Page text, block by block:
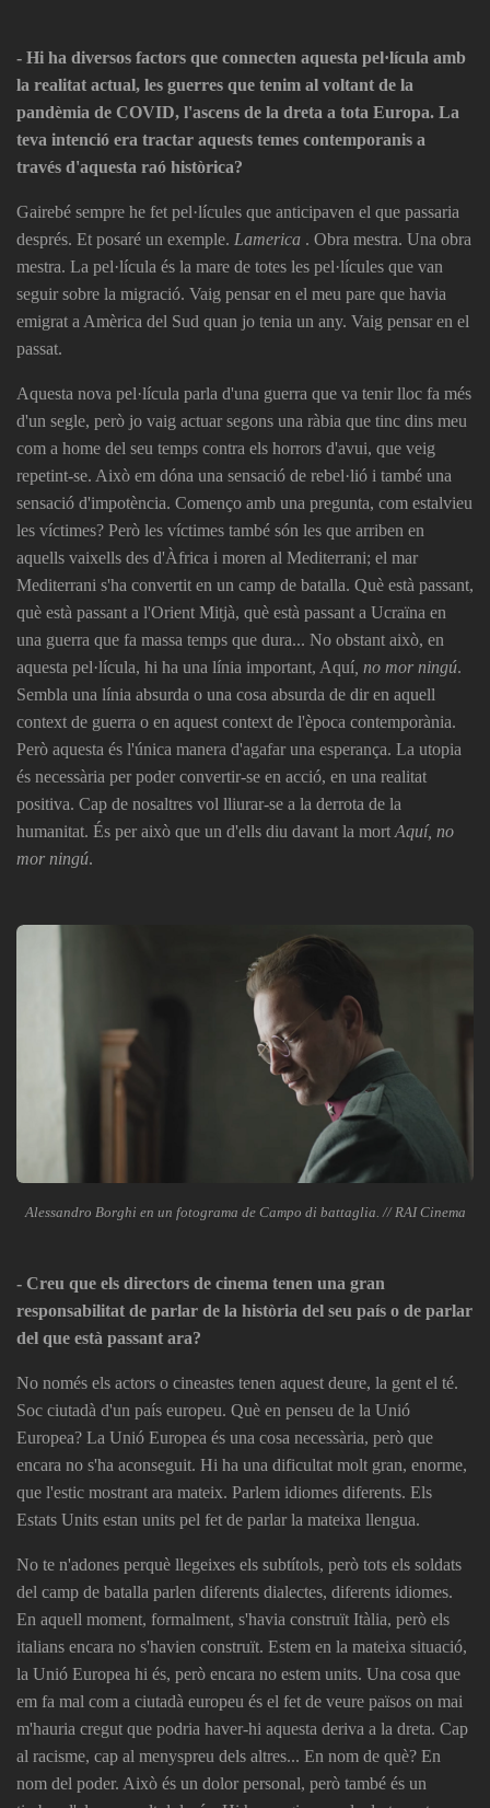
- Hi ha diversos factors que connecten aquesta pel·lícula amb
la realitat actual, les guerres que tenim al voltant de la
pandèmia de COVID, l'ascens de la dreta a tota Europa. La
teva intenció era tractar aquests temes contemporanis a
través d'aquesta raó històrica?
Gairebé sempre he fet pel·lícules que anticipaven el que passaria
després. Et posaré un exemple. Lamerica . Obra mestra. Una obra
mestra. La pel·lícula és la mare de totes les pel·lícules que van
seguir sobre la migració. Vaig pensar en el meu pare que havia
emigrat a Amèrica del Sud quan jo tenia un any. Vaig pensar en el
passat.
Aquesta nova pel·lícula parla d'una guerra que va tenir lloc fa més
d'un segle, però jo vaig actuar segons una ràbia que tinc dins meu
com a home del seu temps contra els horrors d'avui, que veig
repetint-se. Això em dóna una sensació de rebel·lió i també una
sensació d'impotència. Començo amb una pregunta, com estalvieu
les víctimes? Però les víctimes també són les que arriben en
aquells vaixells des d'Àfrica i moren al Mediterrani; el mar
Mediterrani s'ha convertit en un camp de batalla. Què està passant,
què està passant a l'Orient Mitjà, què està passant a Ucraïna en
una guerra que fa massa temps que dura... No obstant això, en
aquesta pel·lícula, hi ha una línia important, Aquí , no mor ningú.
Sembla una línia absurda o una cosa absurda de dir en aquell
context de guerra o en aquest context de l'època contemporània.
Però aquesta és l'única manera d'agafar una esperança. La utopia
és necessària per poder convertir-se en acció, en una realitat
positiva. Cap de nosaltres vol lliurar-se a la derrota de la
humanitat. És per això que un d'ells diu davant la mort Aquí, no
mor ningú.
Alessandro Borghi en un fotograma de Campo di battaglia. // RAI Cinema
- Creu que els directors de cinema tenen una gran
responsabilitat de parlar de la història del seu país o de parlar
del que està passant ara?
No només els actors o cineastes tenen aquest deure, la gent el té.
Soc ciutadà d'un país europeu. Què en penseu de la Unió
Europea? La Unió Europea és una cosa necessària, però que
encara no s'ha aconseguit. Hi ha una dificultat molt gran, enorme,
que l'estic mostrant ara mateix. Parlem idiomes diferents. Els
Estats Units estan units pel fet de parlar la mateixa llengua.
No te n'adones perquè llegeixes els subtítols, però tots els soldats
del camp de batalla parlen diferents dialectes, diferents idiomes.
En aquell moment, formalment, s'havia construït Itàlia, però els
italians encara no s'havien construït. Estem en la mateixa situació,
la Unió Europea hi és, però encara no estem units. Una cosa que
em fa mal com a ciutadà europeu és el fet de veure països on mai
m'hauria cregut que podria haver-hi aquesta deriva a la dreta. Cap
al racisme, cap al menyspreu dels altres... En nom de què? En
nom del poder. Això és un dolor personal, però també és un